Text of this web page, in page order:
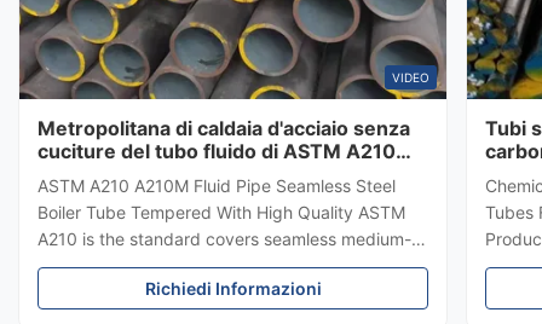
VIDEO
Metropolitana di caldaia d'acciaio senza
cuciture del tubo fluido di ASTM A210
A210M Gr A1 Gr C temperata con l'iso
ASTM A210 A210M Fluid Pipe Seamless Steel
Boiler Tube Tempered With High Quality ASTM
A210 is the standard covers seamless medium-
carbon steel boiler and superheater tubes. ASTM
A210 also covers minimum-wall-thickness, tubing
Richiedi Informazioni
Tubi
per
Tubes